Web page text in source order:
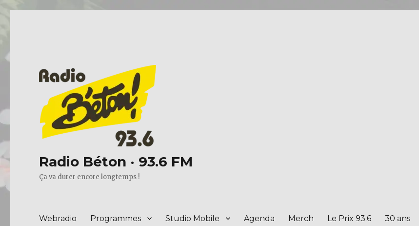
Radio Béton · 93.6 FM
Ça va durer encore longtemps !
Webradio Programmes Studio Mobile Agenda Merch Le Prix 93.6 30 ans